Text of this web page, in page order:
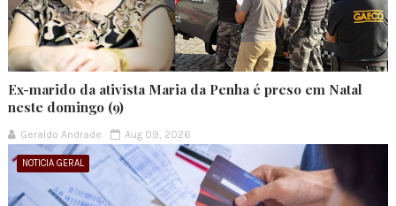
Ex-marido da ativista Maria da Penha é preso em Natal
neste domingo (9)
Geraldo Andrade Aug 09, 2026
NOTICIA GERAL